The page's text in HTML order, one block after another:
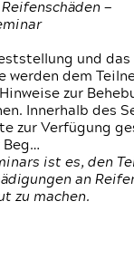
—
und
werden dem
zur
Innerhalb des
zur Verfügung
Beg…
ist es, den
an
zu machen.